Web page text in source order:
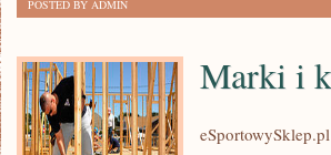
POSTED BY ADMIN
Marki i